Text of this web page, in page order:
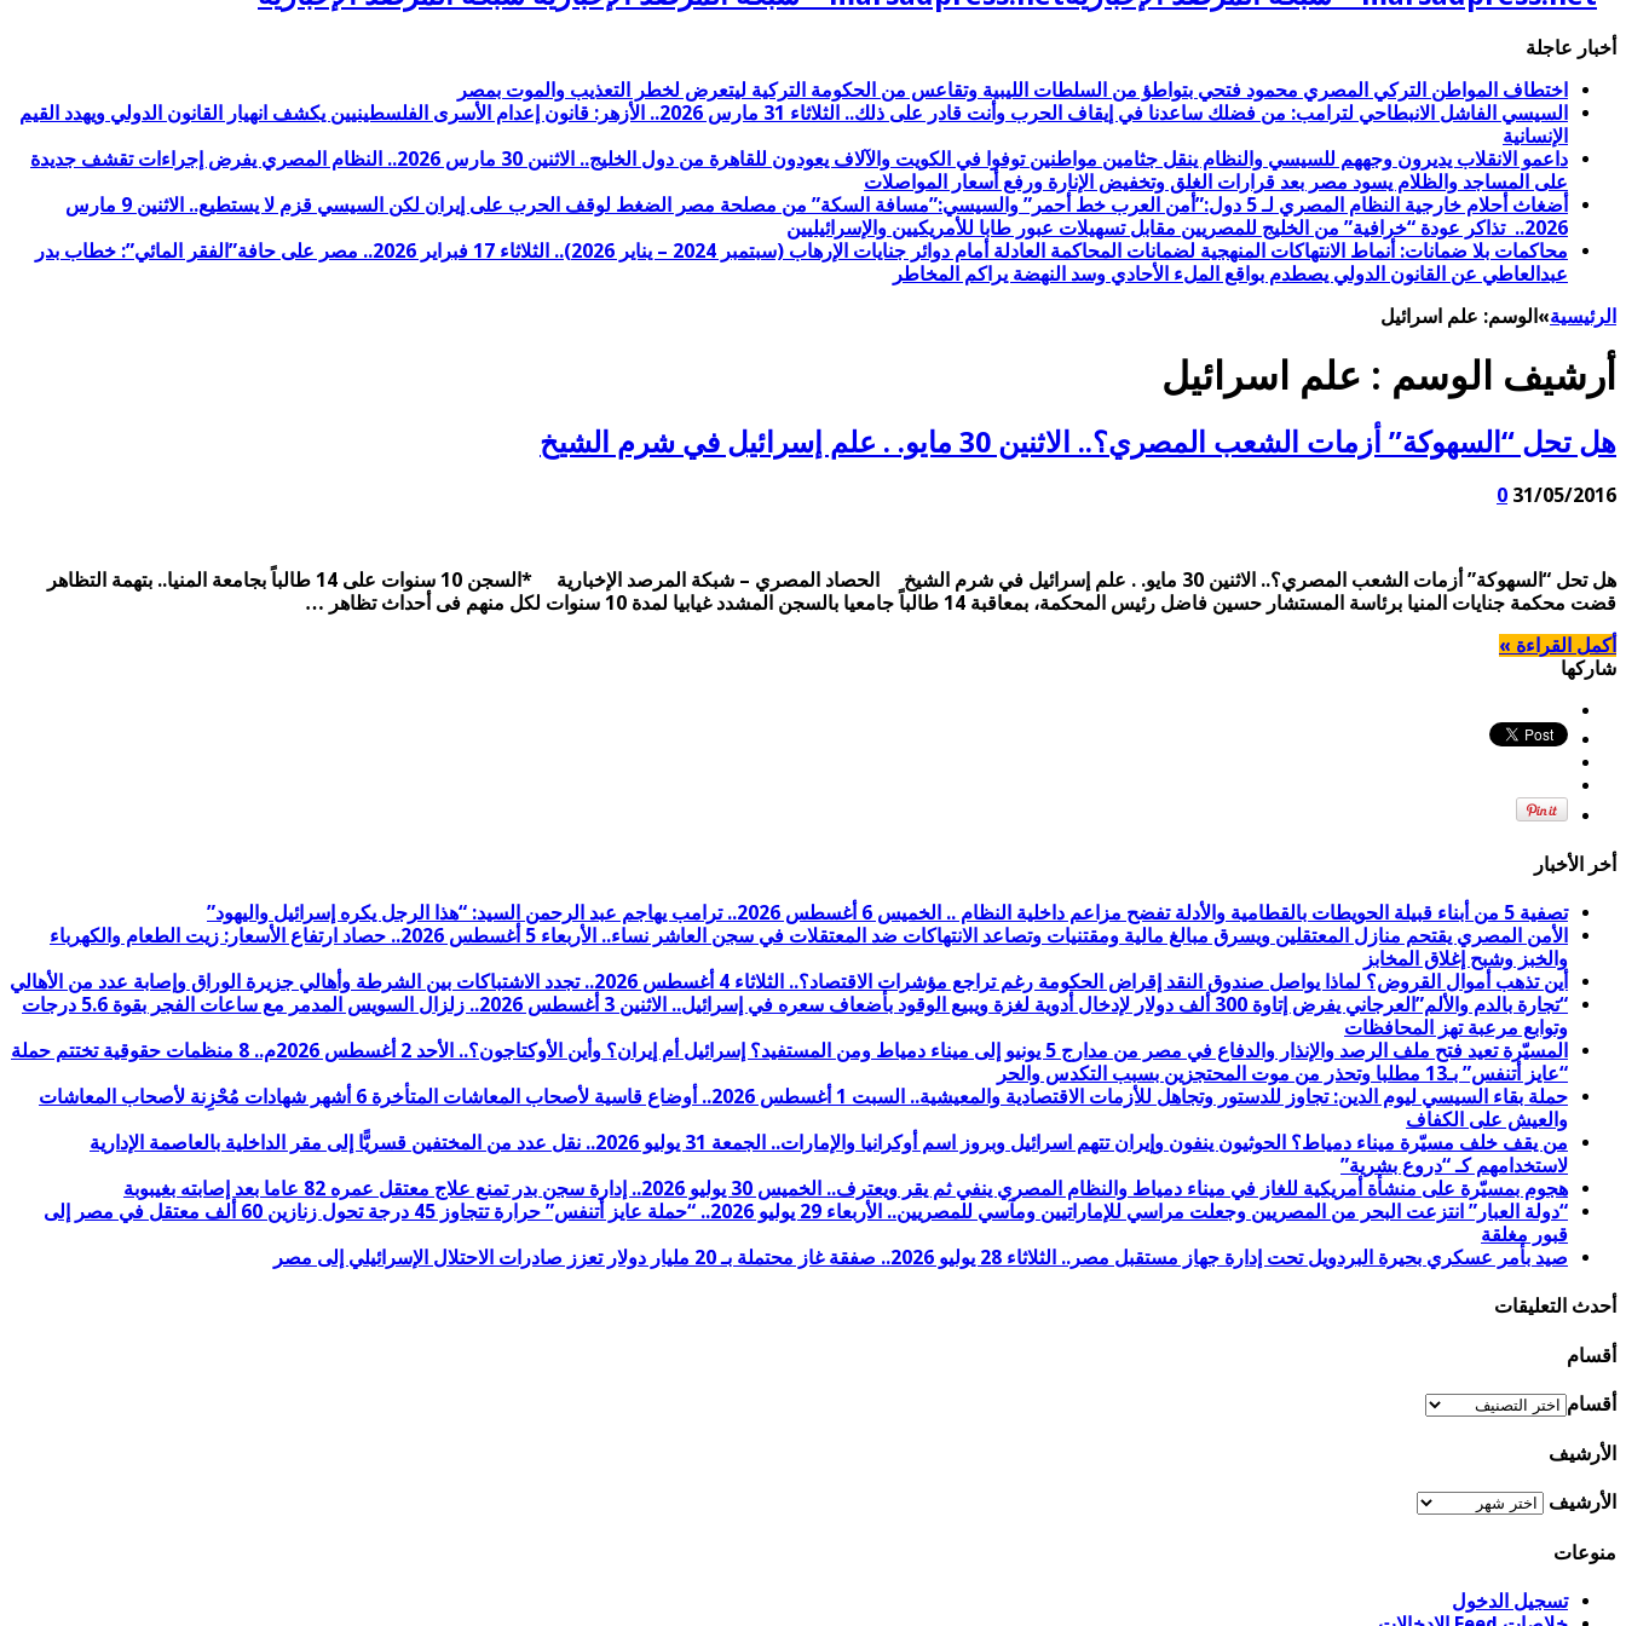
أخبار عاجلة
اختطاف المواطن التركي المصري محمود فتحي بتواطؤ من السلطات الليبية وتقاعس من الحكومة التركية ليتعرض لخطر التعذيب والموت بمصر
السيسي الفاشل الانبطاحي لترامب: من فضلك ساعدنا في إيقاف الحرب وأنت قادر على ذلك.. الثلاثاء 31 مارس 2026.. الأزهر: قانون إعدام الأسرى الفلسطينيين يكشف انهيار القانون الدولي ويهدد القيم
الإنسانية
داعمو الانقلاب يديرون وجههم للسيسي والنظام ينقل جثامين مواطنين توفوا في الكويت والآلاف يعودون للقاهرة من دول الخليج.. الاثنين 30 مارس 2026.. النظام المصري يفرض إجراءات تقشف جديدة
على المساجد والظلام يسود مصر بعد قرارات الغلق وتخفيض الإنارة ورفع أسعار المواصلات
أضغاث أحلام خارجية النظام المصري لـ 5 دول:”أمن العرب خط أحمر” والسيسي:”مسافة السكة” من مصلحة مصر الضغط لوقف الحرب على إيران لكن السيسي قزم لا يستطيع.. الاثنين 9 مارس
2026.. تذاكر عودة “خرافية” من الخليج للمصريين مقابل تسهيلات عبور طابا للأمريكيين والإسرائيليين
محاكمات بلا ضمانات: أنماط الانتهاكات المنهجية لضمانات المحاكمة العادلة أمام دوائر جنايات الإرهاب (سبتمبر 2024 – يناير 2026).. الثلاثاء 17 فبراير 2026.. مصر على حافة”الفقر المائي”: خطاب بدر
عبدالعاطي عن القانون الدولي يصطدم بواقع الملء الأحادي وسد النهضة يراكم المخاطر
الرئيسية»الوسم: علم اسرائيل
أرشيف الوسم : علم اسرائيل
هل تحل “السهوكة” أزمات الشعب المصري؟.. الاثنين 30 مايو. . علم إسرائيل في شرم الشيخ
31/05/2016
0
هل تحل “السهوكة” أزمات الشعب المصري؟.. الاثنين 30 مايو. . علم إسرائيل في شرم الشيخ الحصاد المصري – شبكة المرصد الإخبارية *السجن 10 سنوات على 14 طالباً بجامعة المنيا.. بتهمة التظاهر
قضت محكمة جنايات المنيا برئاسة المستشار حسين فاضل رئيس المحكمة، بمعاقبة 14 طالباً جامعيا بالسجن المشدد غيابيا لمدة 10 سنوات لكل منهم فى أحداث تظاهر …
أكمل القراءة »
شاركها
أخر الأخبار
تصفية 5 من أبناء قبيلة الحويطات بالقطامية والأدلة تفضح مزاعم داخلية النظام .. الخميس 6 أغسطس 2026.. ترامب يهاجم عبد الرحمن السيد: “هذا الرجل يكره إسرائيل واليهود”
الأمن المصري يقتحم منازل المعتقلين ويسرق مبالغ مالية ومقتنيات وتصاعد الانتهاكات ضد المعتقلات في سجن العاشر نساء.. الأربعاء 5 أغسطس 2026.. حصاد ارتفاع الأسعار: زيت الطعام والكهرباء
والخبز وشبح إغلاق المخابز
أين تذهب أموال القروض؟ لماذا يواصل صندوق النقد إقراض الحكومة رغم تراجع مؤشرات الاقتصاد؟.. الثلاثاء 4 أغسطس 2026.. تجدد الاشتباكات بين الشرطة وأهالي جزيرة الوراق وإصابة عدد من الأهالي
“تجارة بالدم والألم”العرجاني يفرض إتاوة 300 ألف دولار لإدخال أدوية لغزة ويبيع الوقود بأضعاف سعره في إسرائيل.. الاثنين 3 أغسطس 2026.. زلزال السويس المدمر مع ساعات الفجر بقوة 5.6 درجات
وتوابع مرعبة تهز المحافظات
المسيّرة تعيد فتح ملف الرصد والإنذار والدفاع في مصر من مدارج 5 يونيو إلى ميناء دمياط ومن المستفيد؟ إسرائيل أم إيران؟ وأين الأوكتاجون؟.. الأحد 2 أغسطس 2026م.. 8 منظمات حقوقية تختتم حملة
“عايز أتنفس” بـ13 مطلبا وتحذر من موت المحتجزين بسبب التكدس والحر
حملة بقاء السيسي ليوم الدين: تجاوز للدستور وتجاهل للأزمات الاقتصادية والمعيشية.. السبت 1 أغسطس 2026.. أوضاع قاسية لأصحاب المعاشات المتأخرة 6 أشهر شهادات مُحْزِنة لأصحاب المعاشات
والعيش على الكفاف
من يقف خلف مسيّرة ميناء دمياط؟ الحوثيون ينفون وإيران تتهم اسرائيل وبروز اسم أوكرانيا والإمارات.. الجمعة 31 يوليو 2026.. نقل عدد من المختفين قسريًّا إلى مقر الداخلية بالعاصمة الإدارية
لاستخدامهم كـ “دروع بشرية”
هجوم بمسيّرة على منشأة أمريكية للغاز في ميناء دمياط والنظام المصري ينفي ثم يقر ويعترف.. الخميس 30 يوليو 2026.. إدارة سجن بدر تمنع علاج معتقل عمره 82 عاما بعد إصابته بغيبوبة
“دولة العبار” انتزعت البحر من المصريين وجعلت مراسي للإماراتيين ومآسي للمصريين.. الأربعاء 29 يوليو 2026.. “حملة عايز أتنفس” حرارة تتجاوز 45 درجة تحول زنازين 60 ألف معتقل في مصر إلى
قبور مغلقة
صيد بأمر عسكري بحيرة البردويل تحت إدارة جهاز مستقبل مصر.. الثلاثاء 28 يوليو 2026.. صفقة غاز محتملة بـ 20 مليار دولار تعزز صادرات الاحتلال الإسرائيلي إلى مصر
أحدث التعليقات
أقسام
أقسام
الأرشيف
الأرشيف
منوعات
تسجيل الدخول